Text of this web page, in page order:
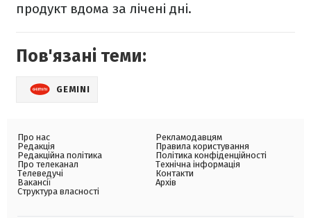
продукт вдома за лічені дні.
Пов'язані теми:
GEMINI
Про нас
Редакція
Редакційна політика
Про телеканал
Телеведучі
Вакансії
Структура власності
Рекламодавцям
Правила користування
Політика конфіденційності
Технічна інформація
Контакти
Архів